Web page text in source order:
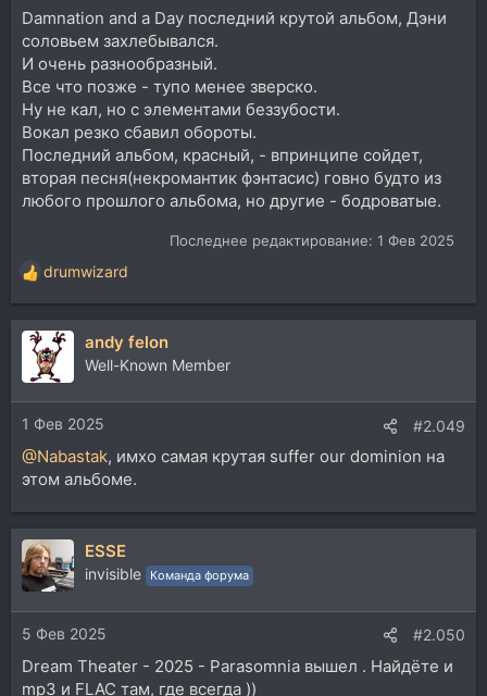
Damnation and a Day последний крутой альбом, Дэни
соловьем захлебывался.
И очень разнообразный.
Все что позже - тупо менее зверско.
Ну не кал, но с элементами беззубости.
Вокал резко сбавил обороты.
Последний альбом, красный, - впринципе сойдет,
вторая песня(некромантик фэнтасис) говно будто из
любого прошлого альбома, но другие - бодроватые.
Последнее редактирование: 1 Фев 2025
Р
е
а
и
и
:
drumwizard
andy felon
Well-Known Member
1 Фев 2025 #2.049
@Nabastak, имхо самая крутая suffer our dominion на
этом альбоме.
ESSE
invisible Команда форума
5 Фев 2025 #2.050
Dream Theater - 2025 - Parasomnia вышел . Найдёте и
mp3 и FLAC там, где всегда ))